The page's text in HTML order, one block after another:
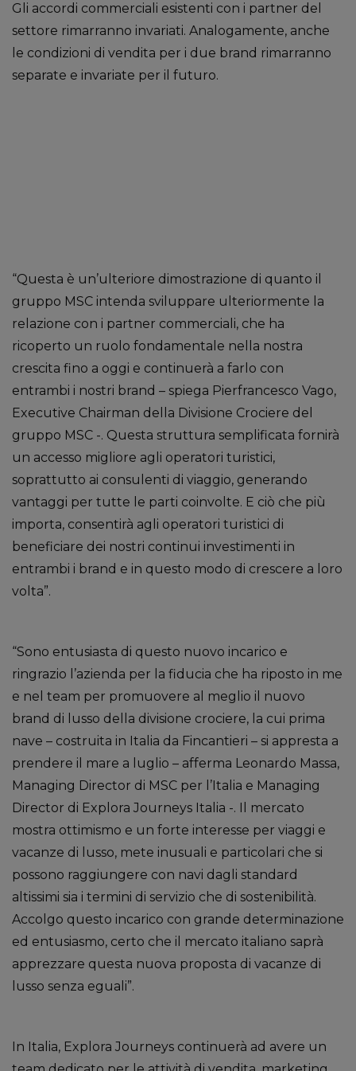
Gli accordi commerciali esistenti con i partner del
settore rimarranno invariati. Analogamente, anche
le condizioni di vendita per i due brand rimarranno
separate e invariate per il futuro.
“Questa è un’ulteriore dimostrazione di quanto il
gruppo MSC intenda sviluppare ulteriormente la
relazione con i partner commerciali, che ha
ricoperto un ruolo fondamentale nella nostra
crescita fino a oggi e continuerà a farlo con
entrambi i nostri brand – spiega Pierfrancesco Vago,
Executive Chairman della Divisione Crociere del
gruppo MSC -. Questa struttura semplificata fornirà
un accesso migliore agli operatori turistici,
soprattutto ai consulenti di viaggio, generando
vantaggi per tutte le parti coinvolte. E ciò che più
importa, consentirà agli operatori turistici di
beneficiare dei nostri continui investimenti in
entrambi i brand e in questo modo di crescere a loro
volta”.
“Sono entusiasta di questo nuovo incarico e
ringrazio l’azienda per la fiducia che ha riposto in me
e nel team per promuovere al meglio il nuovo
brand di lusso della divisione crociere, la cui prima
nave – costruita in Italia da Fincantieri – si appresta a
prendere il mare a luglio – afferma Leonardo Massa,
Managing Director di MSC per l’Italia e Managing
Director di Explora Journeys Italia -. Il mercato
mostra ottimismo e un forte interesse per viaggi e
vacanze di lusso, mete inusuali e particolari che si
possono raggiungere con navi dagli standard
altissimi sia i termini di servizio che di sostenibilità.
Accolgo questo incarico con grande determinazione
ed entusiasmo, certo che il mercato italiano saprà
apprezzare questa nuova proposta di vacanze di
lusso senza eguali”.
In Italia, Explora Journeys continuerà ad avere un